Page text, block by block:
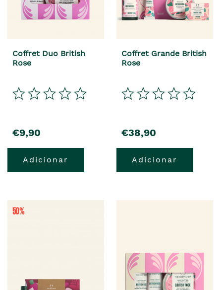
Coffret Duo British
Rose
€9,90
Adicionar
Coffret Grande British
Rose
€38,90
Adicionar